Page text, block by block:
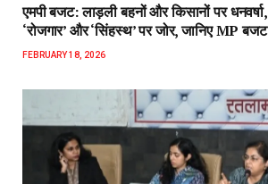
एमपी बजट: लाड़ली बहनों और किसानों पर
‘रोजगार’ और ‘सिंहस्थ’ पर जोर, जानिए MP
FEBRUARY 18, 2026